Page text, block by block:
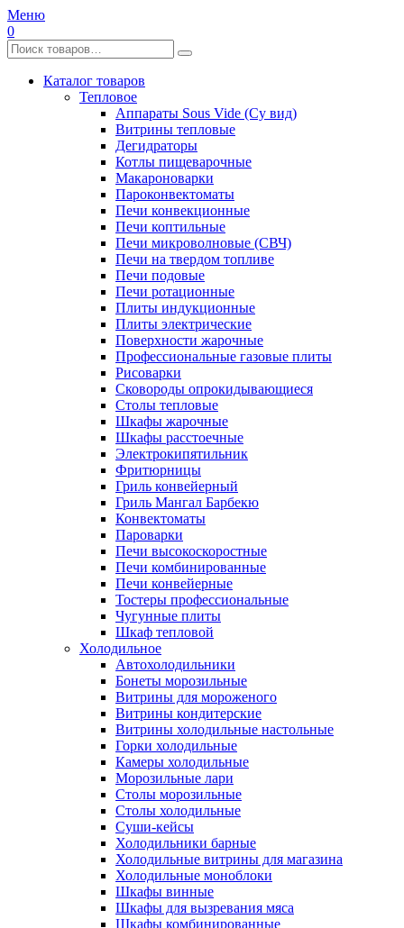
Меню
0
Каталог товаров
Тепловое
Аппараты Sous Vide (Су вид)
Витрины тепловые
Дегидраторы
Котлы пищеварочные
Макароноварки
Пароконвектоматы
Печи конвекционные
Печи коптильные
Печи микроволновые (СВЧ)
Печи на твердом топливе
Печи подовые
Печи ротационные
Плиты индукционные
Плиты электрические
Поверхности жарочные
Профессиональные газовые плиты
Рисоварки
Сковороды опрокидывающиеся
Столы тепловые
Шкафы жарочные
Шкафы расстоечные
Электрокипятильник
Фритюрницы
Гриль конвейерный
Гриль Мангал Барбекю
Конвектоматы
Пароварки
Печи высокоскоростные
Печи комбинированные
Печи конвейерные
Тостеры профессиональные
Чугунные плиты
Шкаф тепловой
Холодильное
Автохолодильники
Бонеты морозильные
Витрины для мороженого
Витрины кондитерские
Витрины холодильные настольные
Горки холодильные
Камеры холодильные
Морозильные лари
Столы морозильные
Столы холодильные
Суши-кейсы
Холодильники барные
Холодильные витрины для магазина
Холодильные моноблоки
Шкафы винные
Шкафы для вызревания мяса
Шкафы комбинированные